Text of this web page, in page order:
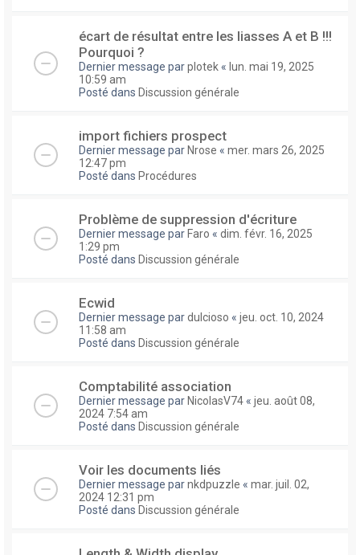
écart de résultat entre les liasses A et B !!!
Pourquoi ?
Dernier message parplotek « lun. mai 19, 2025
10:59 am
Posté dans Discussion générale
import fichiers prospect
Dernier message par Nrose « mer. mars 26, 2025
12:47 pm
Posté dans Procédures
Problème de suppression d'écriture
Dernier message par Faro « dim. févr. 16, 2025
1:29 pm
Posté dans Discussion générale
Ecwid
Dernier message pardulcioso « jeu. oct. 10, 2024
11:58 am
Posté dans Discussion générale
Comptabilité association
Dernier message par NicolasV74 « jeu. août 08,
2024 7:54 am
Posté dans Discussion générale
Voir les documents liés
Dernier message parnkdpuzzle « mar. juil. 02,
2024 12:31 pm
Posté dans Discussion générale